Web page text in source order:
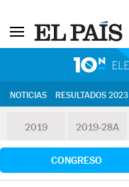
NOTICIAS RESULTADOS 2023
2019 2019-28A
CONGRESO